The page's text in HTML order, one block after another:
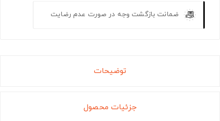
ضمانت بازگشت وجه در صورت عدم رضایت
توضیحات
جزئیات محصول